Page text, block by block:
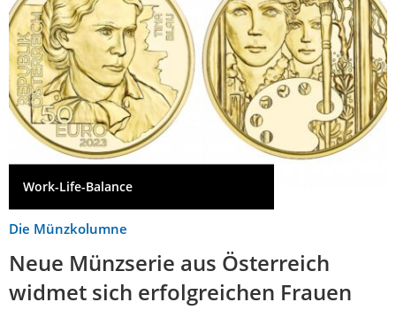
Work-Life-Balance
Die Münzkolumne
Neue Münzserie aus Österreich
widmet sich erfolgreichen Frauen